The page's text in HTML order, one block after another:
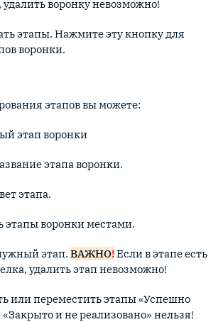
удалить воронку невозможно!
этапы. Нажмите эту кнопку для
воронки.
этапов вы можете:
этап воронки
этапа воронки.
этапа.
этапы воронки местами.
этап. ВАЖНО!Если в этапе есть
удалить этап невозможно!
или переместить этапы «Успешно
и не реализовано» нельзя!